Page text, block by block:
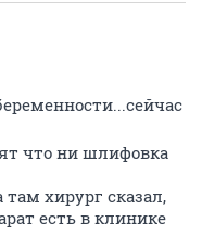
что ни шлифовка
хирург сказал,
есть в клинике